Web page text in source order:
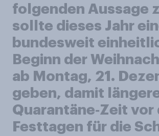
folgenden Aussage
sollte dieses Jahr
bundesweit
Beginn der
ab Montag, 21.
geben, damit
Quarantäne‑Zeit vor
Festtagen für die